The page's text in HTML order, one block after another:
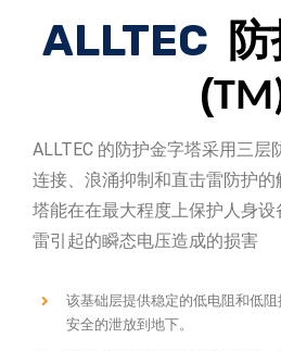
ALLTEC 防
(
ALLTEC 的防护金字塔采用三层
连接、浪涌抑制和直击雷防护
塔能在在最大程度上保护人身
雷引起的瞬态电压造成的损害
该基础层提供稳定的低电阻和低
安全的泄放到地下。